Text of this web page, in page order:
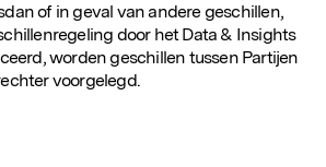
of in geval van andere geschillen,
door het Data & Insights
worden geschillen tussen Partijen
voorgelegd.